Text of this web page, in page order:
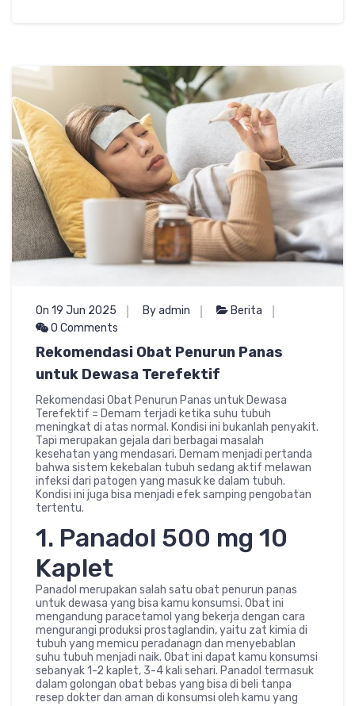
On 19 Jun 2025 By admin
Berita
0 Comments
Rekomendasi Obat Penurun Panas
untuk Dewasa Terefektif
Rekomendasi Obat Penurun Panas untuk Dewasa
Terefektif = Demam terjadi ketika suhu tubuh
meningkat di atas normal. Kondisi ini bukanlah penyakit.
Tapi merupakan gejala dari berbagai masalah
kesehatan yang mendasari. Demam menjadi pertanda
bahwa sistem kekebalan tubuh sedang aktif melawan
infeksi dari patogen yang masuk ke dalam tubuh.
Kondisi ini juga bisa menjadi efek samping pengobatan
tertentu.
1. Panadol 500 mg 10
Kaplet
Panadol merupakan salah satu obat penurun panas
untuk dewasa yang bisa kamu konsumsi. Obat ini
mengandung paracetamol yang bekerja dengan cara
mengurangi produksi prostaglandin, yaitu zat kimia di
tubuh yang memicu peradanagn dan menyebablan
suhu tubuh menjadi naik. Obat ini dapat kamu konsumsi
sebanyak 1-2 kaplet, 3-4 kali sehari. Panadol termasuk
dalam golongan obat bebas yang bisa di beli tanpa
resep dokter dan aman di konsumsi oleh kamu yang